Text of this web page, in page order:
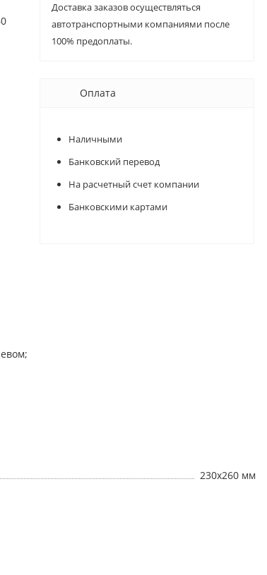
Доставка заказов осуществляться
автотранспортными компаниями после
100% предоплаты.
Оплата
Наличными
Банковский перевод
На расчетный счет компании
Банковскими картами
230х260 мм